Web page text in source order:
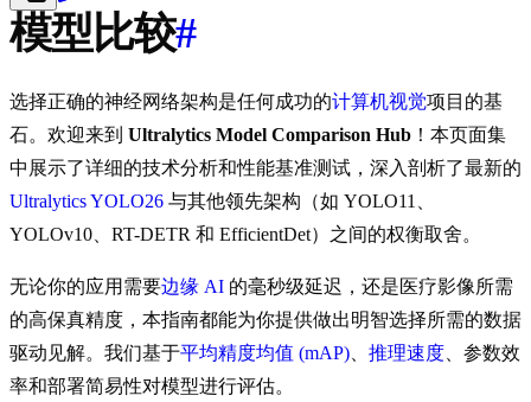
模型比较#
选择正确的神经网络架构是任何成功的计算机视觉项目的基
石。欢迎来到 Ultralytics Model Comparison Hub ！本页面集
中展示了详细的技术分析和性能基准测试，深入剖析了最新的
Ultralytics YOLO26 与其他领先架构（如 YOLO11、
YOLOv10、RT-DETR 和 EfficientDet）之间的权衡取舍。
无论你的应用需要边缘 AI 的毫秒级延迟，还是医疗影像所需
的高保真精度，本指南都能为你提供做出明智选择所需的数据
驱动见解。我们基于平均精度均值 (mAP) 推理速度 、参数效
率和部署简易性对模型进行评估。